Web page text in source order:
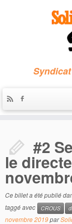
#2
le
Ce billet a été publié
taggé avec
CROUS
novembre 2019par